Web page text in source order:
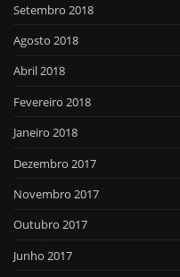
Setembro 2018
Agosto 2018
Abril 2018
Fevereiro 2018
Janeiro 2018
Dezembro 2017
Novembro 2017
Outubro 2017
Junho 2017